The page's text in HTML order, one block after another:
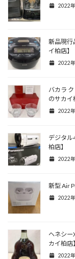
2022
新品現行
イ柏店】
2022
バカラ
のサカイ
2022
デジタル
柏店】
2022
新型 Air
2022
ヘネシー
カイ柏店】
2022